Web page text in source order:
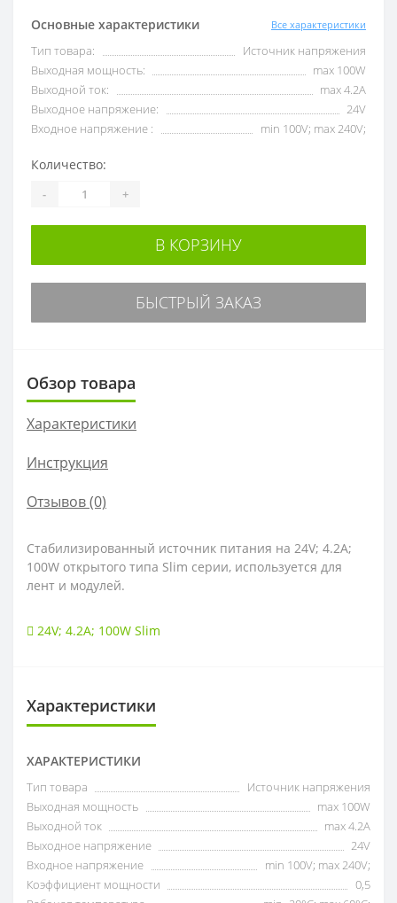
Основные характеристики Все характеристики
Тип товара:
Источник напряжения
Выходная мощность:
max 100W
Выходной ток:
max 4.2А
Выходное напряжение:
24V
Входное напряжение :
min 100V; max 240V;
Количество:
- +
В КОРЗИНУ
БЫСТРЫЙ ЗАКАЗ
Обзор товара
Характеристики
Инструкция
Отзывов (0)
Стабилизированный источник питания на 24V; 4.2A;
100W открытого типа Slim серии, используется для
лент и модулей.
24V; 4.2A; 100W Slim
Характеристики
ХАРАКТЕРИСТИКИ
Тип товара
Источник напряжения
Выходная мощность
max 100W
Выходной ток
max 4.2А
Выходное напряжение
24V
Входное напряжение
min 100V; max 240V;
Коэффициент мощности
0,5